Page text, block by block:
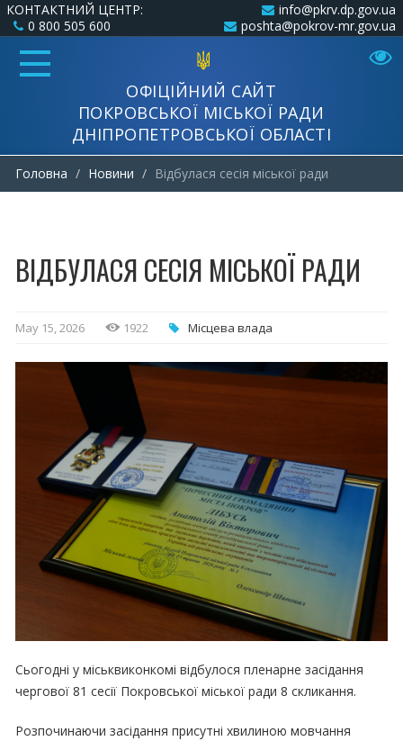
КОНТАКТНИЙ ЦЕНТР:
0 800 505 600
info@pkrv.dp.gov.ua
poshta@pokrov-mr.gov.ua
ОФІЦІЙНИЙ САЙТ
ПОКРОВСЬКОЇ МІСЬКОЇ РАДИ
ДНІПРОПЕТРОВСЬКОЇ ОБЛАСТІ
Головна Новини Відбулася сесія міської ради
ВІДБУЛАСЯ СЕСІЯ МІСЬКОЇ РАДИ
May 15, 2026 1922 Місцева влада
Сьогодні у міськвиконкомі відбулося пленарне засідання
чергової 81 сесії Покровської міської ради 8 скликання.
Розпочинаючи засідання присутні хвилиною мовчання